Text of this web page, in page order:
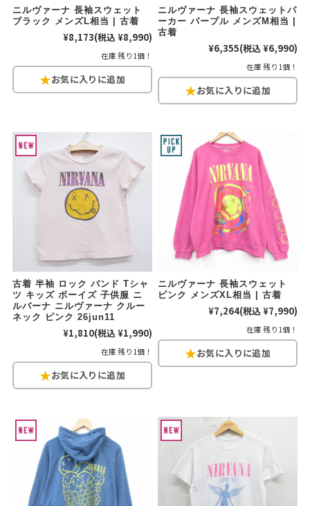
ニルヴァーナ 長袖スウェット
ブラック メンズL相当 | 古着
¥8,173(税込 ¥8,990)
在庫 残り1個！
ニルヴァーナ 長袖スウェットパ
ーカー パープル メンズM相当 |
古着
¥6,355(税込 ¥6,990)
在庫 残り1個！
古着 半袖 ロック バンド Tシャ
ツ キッズ ボーイズ 子供服 ニ
ルバーナ ニルヴァーナ クルー
ネック ピンク 26jun11
¥1,810(税込 ¥1,990)
在庫 残り1個！
ニルヴァーナ 長袖スウェット
ピンク メンズXL相当 | 古着
¥7,264(税込 ¥7,990)
在庫 残り1個！